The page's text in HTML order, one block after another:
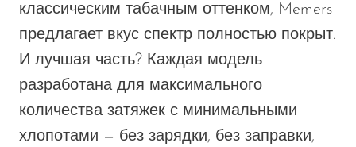
классическим табачным оттенком, Memers
предлагает вкус спектр полностью покрыт.
И лучшая часть? Каждая модель
разработана для максимального
количества затяжек с минимальными
хлопотами — без зарядки, без заправки,